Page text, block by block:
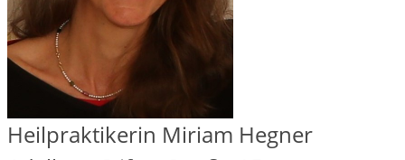
Heilpraktikerin Miriam Hegner